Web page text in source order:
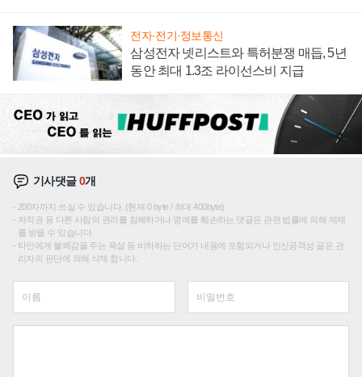
전자·전기·정보통신
삼성전자 넷리스트와 특허분쟁 매듭, 5년
동안 최대 1.3조 라이선스비 지급
기사댓글0개
200자까지 쓰실 수 있습니다. (현재 0 byte / 최대 400byte)
저작권 등 다른 사람의 권리를 침해하거나 명예를 훼손하는 댓글은 관련 법률에 의해 제재
를 받을 수 있습니다.
타인에게 불쾌감을 주는 욕설 등 비하하는 단어가 내용에 포함되거나 인신공격성 글은 관
리자의 판단에 의해 삭제 합니다.